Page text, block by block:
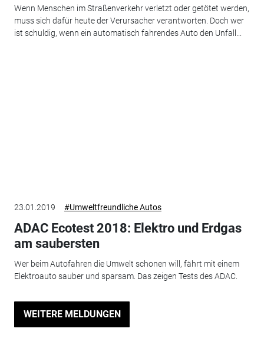
Wenn Menschen im Straßenverkehr verletzt oder getötet werden,
muss sich dafür heute der Verursacher verantworten. Doch wer
ist schuldig, wenn ein automatisch fahrendes Auto den Unfall...
23.01.2019 #Umweltfreundliche Autos
ADAC Ecotest 2018: Elektro und Erdgas
am saubersten
Wer beim Autofahren die Umwelt schonen will, fährt mit einem
Elektroauto sauber und sparsam. Das zeigen Tests des ADAC.
WEITERE MELDUNGEN